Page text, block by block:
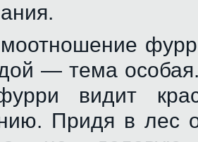
— тема
видит
Придя в лес